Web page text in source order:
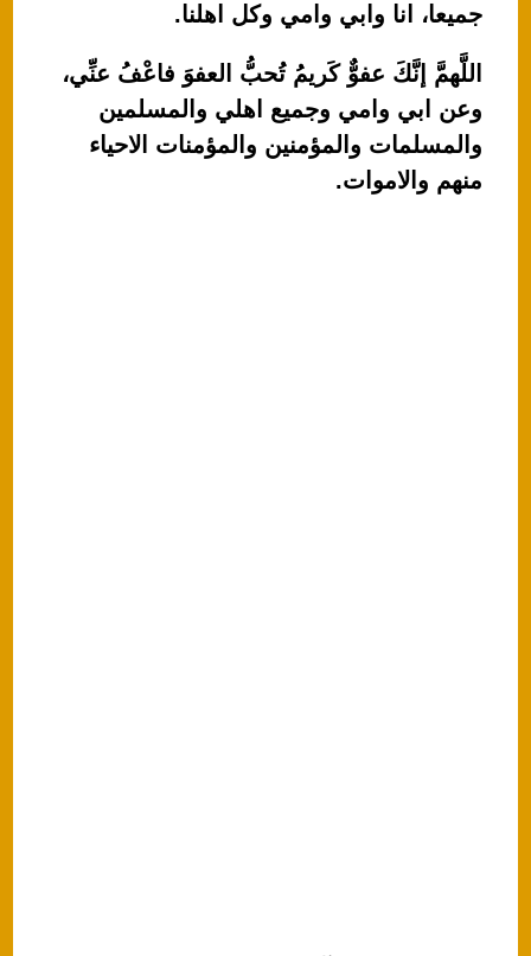
جميعا، انا وابي وامي وكل اهلنا.
اللَّهمَّ إنَّكَ عفوٌّ كَريمُ تُحبُّ العفوَ فاعْفُ عنِّي،
وعن ابي وامي وجميع اهلي والمسلمين
والمسلمات والمؤمنين والمؤمنات الاحياء
منهم والاموات.